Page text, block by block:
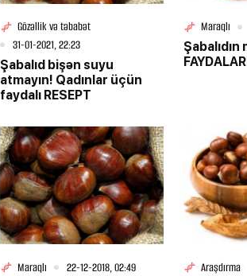
Gözəllik və təbabət
31-01-2021, 22:23
Şabalıd bişən suyu
atmayın! Qadınlar üçün
faydalı RESEPT
Maraqlı
FAYDALARI
Maraqlı
22-12-2018, 02:49
Araşdırma